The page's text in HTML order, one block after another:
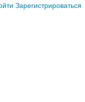
Зарегистрироваться